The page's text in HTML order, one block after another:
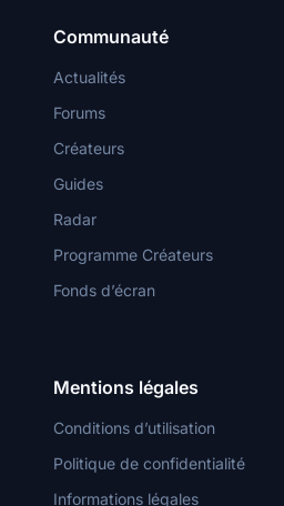
Communauté
Actualités
Forums
Créateurs
Guides
Radar
Programme Créateurs
Fonds d’écran
Mentions légales
Conditions d’utilisation
Politique de confidentialité
Informations légales